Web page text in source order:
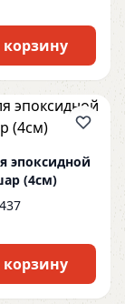
корзину
эпоксидной
(4см)
корзину